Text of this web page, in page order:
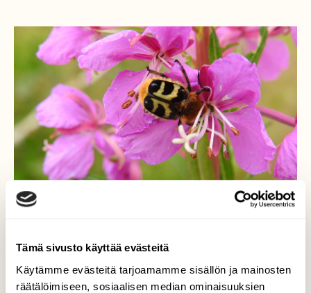
Tämä sivusto käyttää evästeitä
Käytämme evästeitä tarjoamamme sisällön ja mainosten
räätälöimiseen, sosiaalisen median ominaisuuksien